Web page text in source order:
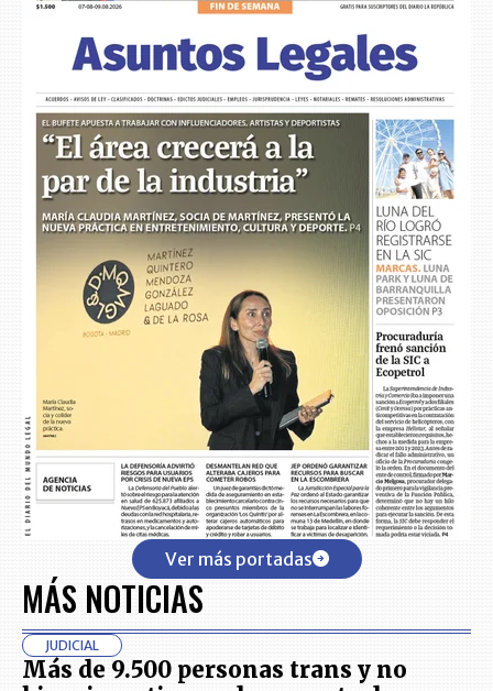
Ver más portadas
MÁS NOTICIAS
JUDICIAL
Más de 9.500 personas trans y no